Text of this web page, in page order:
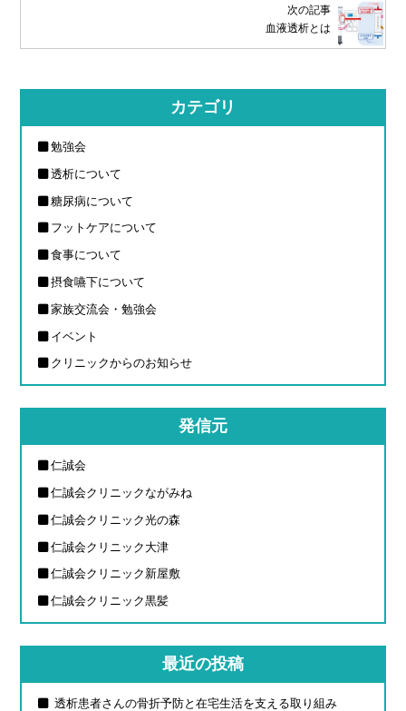
次の記事
血液透析とは
カテゴリ
勉強会
透析について
糖尿病について
フットケアについて
食事について
摂食嚥下について
家族交流会・勉強会
イベント
クリニックからのお知らせ
発信元
仁誠会
仁誠会クリニックながみね
仁誠会クリニック光の森
仁誠会クリニック大津
仁誠会クリニック新屋敷
仁誠会クリニック黒髪
最近の投稿
透析患者さんの骨折予防と在宅生活を支える取り組み